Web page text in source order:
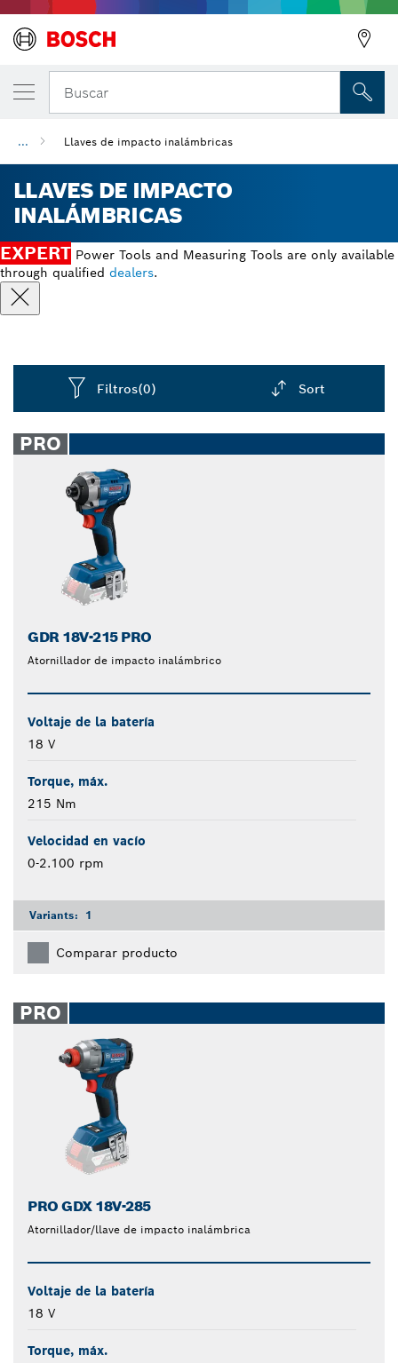
Buscar
... Llaves de impacto inalámbricas
LLAVES DE IMPACTO
INALÁMBRICAS
EXPERT Power Tools and Measuring Tools are only available
through qualified dealers.
Filtros(0) Sort
closed
PRO
GDR 18V-215 PRO
Atornillador de impacto inalámbrico
Voltaje de la batería
18 V
Torque, máx.
215 Nm
Velocidad en vacío
0-2.100 rpm
Variants: 1
Comparar producto
PRO
PRO GDX 18V-285
Atornillador/llave de impacto inalámbrica
Voltaje de la batería
18 V
Torque, máx.